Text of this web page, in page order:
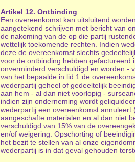
Artikel 12. Ontbinding
Een overeenkomst kan uitsluitend
aangetekend schrijven met bericht van
de nakoming van de op die partij
wettelijk toekomende rechten. Indien
deze de overeenkomst slechts
voor de ontbinding hebben gefactureerd
onverminderd verschuldigd en worden -
van het bepaalde in lid 1 de
wederpartij geheel of gedeeltelijk
aan hem - al dan niet voorlopig -
indien zijn onderneming wordt
wederpartij een overeenkomst
aangeschafte materialen en al dan niet
verschuldigd van 15% van de
en/of weigering. Opschorting of
het bezit te stellen van al onze
wederpartij is in dat geval gehouden